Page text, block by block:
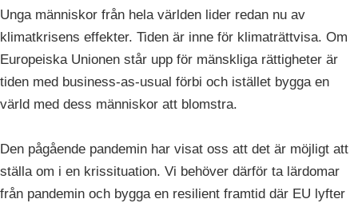
Unga människor från hela världen lider redan nu av
klimatkrisens effekter. Tiden är inne för klimaträttvisa. Om
Europeiska Unionen står upp för mänskliga rättigheter är
tiden med business-as-usual förbi och istället bygga en
värld med dess människor att blomstra.
Den pågående pandemin har visat oss att det är möjligt att
ställa om i en krissituation. Vi behöver därför ta lärdomar
från pandemin och bygga en resilient framtid där EU lyfter